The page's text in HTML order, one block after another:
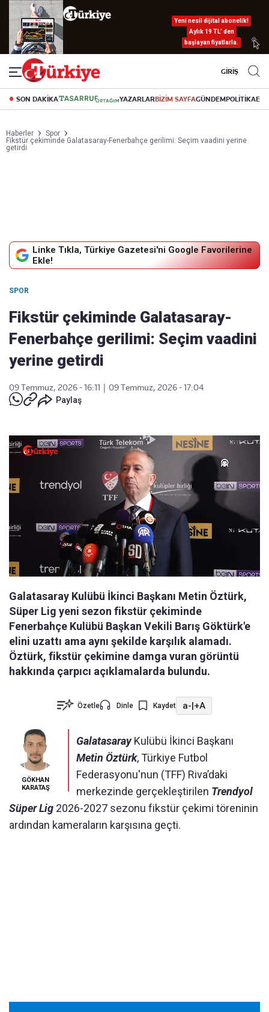
Yeni nesil dijital abonelik!
Aylık 19 TL’ den
başlayan fiyatlarla.
GİRİŞ
SON DAKİKA YAZARLARBİZİM SAYFAGÜNDEMPOLİTİKA
Haberler
Spor
Fikstür çekiminde Galatasaray-Fenerbahçe gerilimi: Seçim vaadini yerine
getirdi
Linke Tıkla, Türkiye Gazetesi'ni Google Favorilerine
Ekle!
SPOR
Fikstür çekiminde Galatasaray-
Fenerbahçe gerilimi: Seçim vaadini
yerine getirdi
09 Temmuz, 2026 - 16:11
09 Temmuz, 2026 - 17:04
Paylaş
Galatasaray Kulübü İkinci Başkanı Metin Öztürk,
Süper Lig yeni sezon fikstür çekiminde
Fenerbahçe Kulübü Başkan Vekili Barış Göktürk'e
elini uzattı ama aynı şekilde karşılık alamadı.
Öztürk, fikstür çekimine damga vuran görüntü
hakkında çarpıcı açıklamalarda bulundu.
Özetle Dinle Kaydet a-|+A
GÖKHAN
KARATAŞ
GalatasarayKulübü İkinci Başkanı
Metin Öztürk, Türkiye Futbol
Federasyonu'nun (TFF) Riva’daki
merkezinde gerçekleştirilen Trendyol
Süper Lig 2026-2027 sezonu fikstür çekimi töreninin
ardından kameraların karşısına geçti.